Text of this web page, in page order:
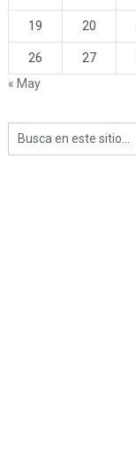
19 20
26 27
« May